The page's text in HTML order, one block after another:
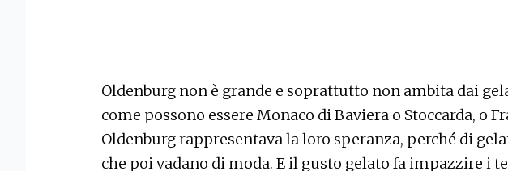
Oldenburg non è grande e soprattutto non ambita dai
come possono essere Monaco di Baviera o Stoccarda, o
Oldenburg rappresentava la loro speranza, perché di
che poi vadano di moda. E il gusto gelato fa impazzire i